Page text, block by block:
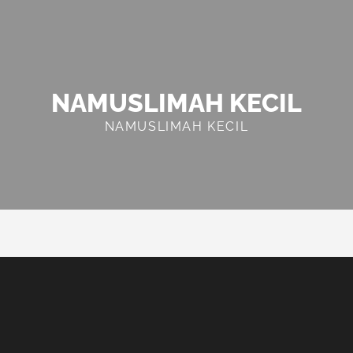
NAMUSLIMAH KECIL
NAMUSLIMAH KECIL